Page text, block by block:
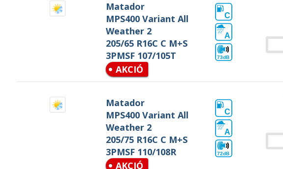
Matador
MPS400 Variant All
Weather 2
205/65 R16C C M+S
3PMSF 107/105T
AKCIÓ
C
A
73dB
Matador
MPS400 Variant All
Weather 2
205/75 R16C C M+S
3PMSF 110/108R
AKCIÓ
C
A
72dB